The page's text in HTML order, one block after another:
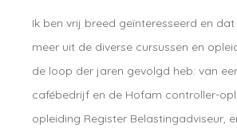
Ik ben vrij breed geïnteresseerd en
meer uit de diverse cursussen en
de loop der jaren gevolgd heb: van
cafébedrijf en de Hofam controller-
opleiding Register Belastingadviseur,